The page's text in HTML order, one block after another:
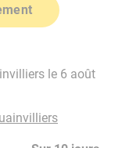
le 6 août